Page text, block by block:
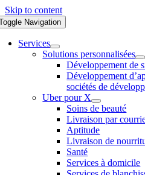
Skip to content
Navigation
Services
Solutions personnalisées
Développement de
Développement
sociétés de
Uber pour X
Soins de beauté
Livraison par
Aptitude
Livraison de
Santé
Services à domicile